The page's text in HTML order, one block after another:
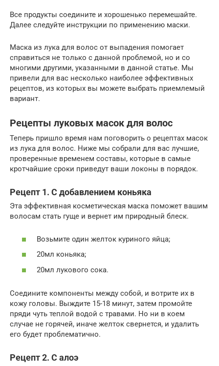
Все продукты соедините и хорошенько перемешайте.
Далее следуйте инструкции по применению маски.
Маска из лука для волос от выпадения помогает
справиться не только с данной проблемой, но и со
многими другими, указанными в данной статье. Мы
привели для вас несколько наиболее эффективных
рецептов, из которых вы можете выбрать приемлемый
вариант.
Рецепты луковых масок для волос
Теперь пришло время нам поговорить о рецептах масок
из лука для волос. Ниже мы собрали для вас лучшие,
проверенные временем составы, которые в самые
кротчайшие сроки приведут ваши локоны в порядок.
Рецепт 1. С добавлением коньяка
Эта эффективная косметическая маска поможет вашим
волосам стать гуще и вернет им природный блеск.
Возьмите один желток куриного яйца;
20мл коньяка;
20мл лукового сока.
Соедините компоненты между собой, и вотрите их в
кожу головы. Выждите 15-18 минут, затем промойте
пряди чуть теплой водой с травами. Но ни в коем
случае не горячей, иначе желток свернется, и удалить
его будет проблематично.
Рецепт 2. С алоэ